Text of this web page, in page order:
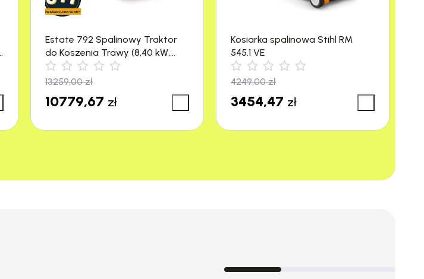
Estate 792 Spalinowy Traktor
do Koszenia Trawy (8,40 kW,
4500 m²) Stiga
13259,00zł
10779,67 zł
Kosiarka spalinowa Stihl RM
545.1 VE
4249,00zł
3454,47 zł